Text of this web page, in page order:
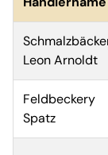
Leon Arnoldt
Feldbeckery
Spatz